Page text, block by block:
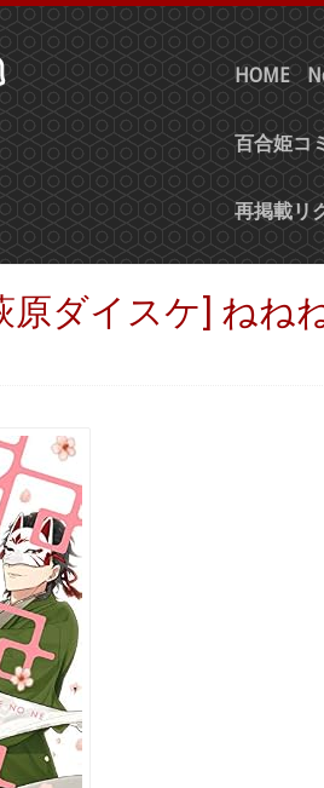
HOME
百合姫コ
再掲載リ
原ダイスケ] ねね